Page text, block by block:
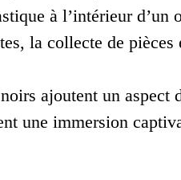
à l’intérieur d’un
la collecte de
ajoutent un aspect
une immersion